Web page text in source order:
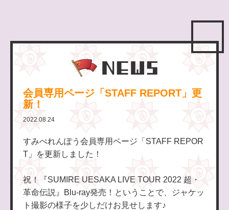
会員専用ページ「STAFF REPORT」更
新！
2022.08.24
すみぺれんぽう会員専用ページ「STAFF REPOR
T」を更新しました！
祝！『SUMIRE UESAKA LIVE TOUR 2022 超・
革命伝説』Blu-ray発売！ということで、ジャケッ
ト撮影の様子を少しだけお見せします♪